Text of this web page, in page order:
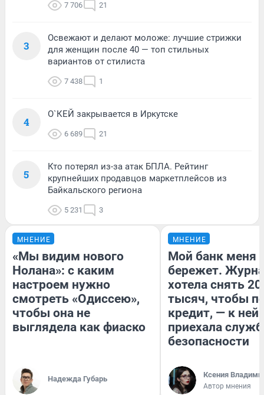
7 706 21
3
Освежают и делают моложе: лучшие стрижки
для женщин после 40 — топ стильных
вариантов от стилиста
7 438 1
4
О`КЕЙ закрывается в Иркутске
6 689 21
5
Кто потерял из-за атак БПЛА. Рейтинг
крупнейших продавцов маркетплейсов из
Байкальского региона
5 231 3
МНЕНИЕ
«Мы видим нового
Нолана»: с каким
настроем нужно
смотреть «Одиссею»,
чтобы она не
выглядела как фиаско
Надежда Губарь
МНЕНИЕ
Мой банк меня
бережет.
хотела снять
тысяч, чтобы
кредит, — к
приехала
безопасности
Ксения
Автор мнения